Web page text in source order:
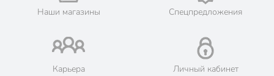
Наши магазины Спецпредложения
Карьера Личный кабинет